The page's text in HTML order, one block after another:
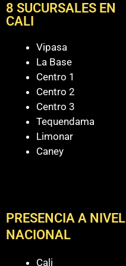
8 SUCURSALES EN
CALI
Vipasa
La Base
Centro 1
Centro 2
Centro 3
Tequendama
Limonar
Caney
PRESENCIA A NIVEL
NACIONAL
Cali